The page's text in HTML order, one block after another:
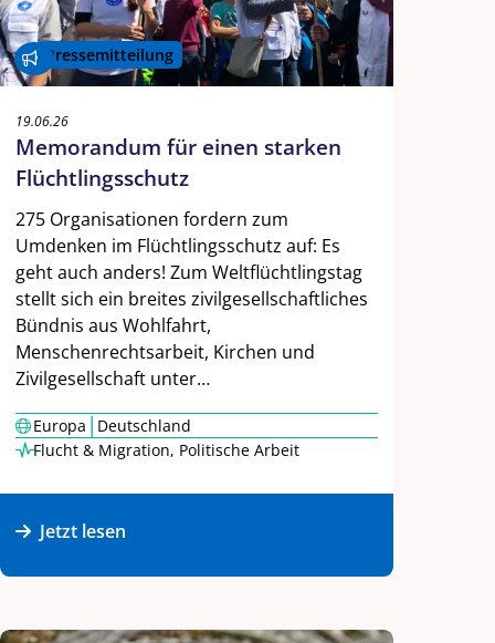
Pressemitteilung
19.06.26
Memorandum für einen starken
Flüchtlingsschutz
275 Organisationen fordern zum
Umdenken im Flüchtlingsschutz auf: Es
geht auch anders! Zum Weltflüchtlingstag
stellt sich ein breites zivilgesellschaftliches
Bündnis aus Wohlfahrt,
Menschenrechtsarbeit, Kirchen und
Zivilgesellschaft unter…
Europa|Deutschland
Flucht & Migration, Politische Arbeit
Jetzt lesen